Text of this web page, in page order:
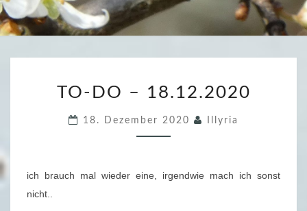
O
-
D
TO-DO – 18.12.2020
18. Dezember 2020 Illyria
ich brauch mal wieder eine, irgendwie mach ich sonst
nicht..